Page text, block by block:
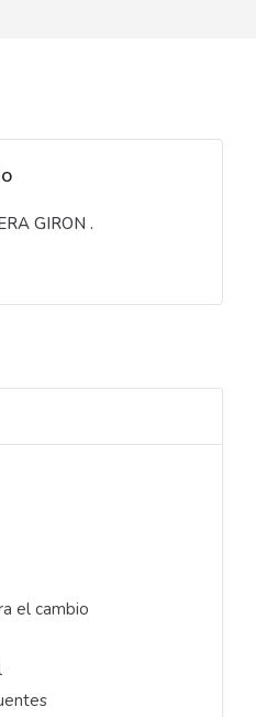
GIRON .
el cambio